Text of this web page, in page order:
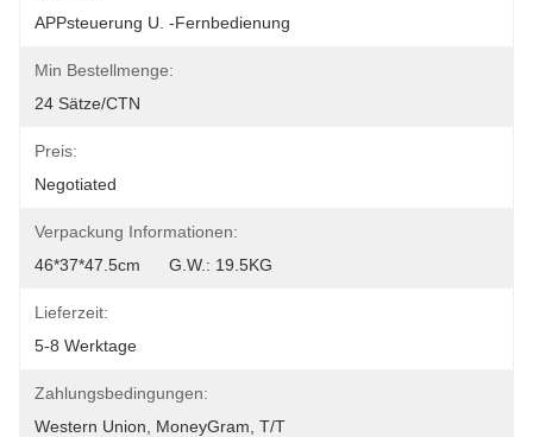
APPsteuerung U. -Fernbedienung
Min Bestellmenge:
24 Sätze/CTN
Preis:
Negotiated
Verpackung Informationen:
46*37*47.5cm      G.W.: 19.5KG
Lieferzeit:
5-8 Werktage
Zahlungsbedingungen:
Western Union, MoneyGram, T/T